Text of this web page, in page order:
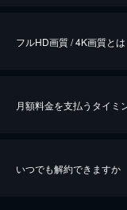
※40％ポイント還元の対象は
フルHD画質 / 4K画質とは
月額料金を支払うタイミ
いつでも解約できますか